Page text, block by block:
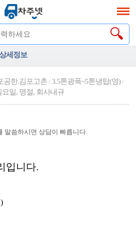
세정보
공한.김포고촌/ 3.5톤광폭~5톤냉탑(영)/
요일, 명절, 회사내규
말씀하시면 상담이 빠릅니다.
입니다.